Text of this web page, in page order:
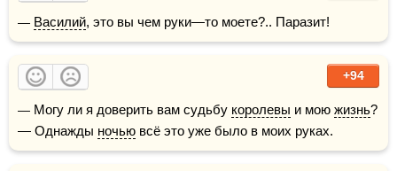
Василий, это вы чем руки—то моете?.. Паразит!
+94
— Могу ли я доверить вам судьбу королевы и мою жизнь?
— Однажды ночью всё это уже было в моих руках.